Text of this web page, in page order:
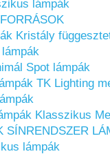
lámpák
Kristály
Spot lámpák
TK Lighting
Klasszikus
SÍNRENDSZER
lámpák